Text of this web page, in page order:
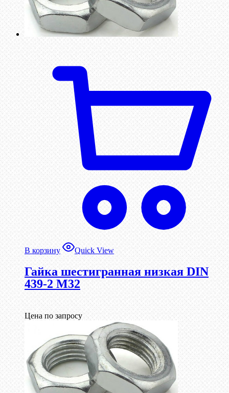
В корзину Quick View
Гайка шестигранная низкая DIN
439-2 М32
Цена по запросу